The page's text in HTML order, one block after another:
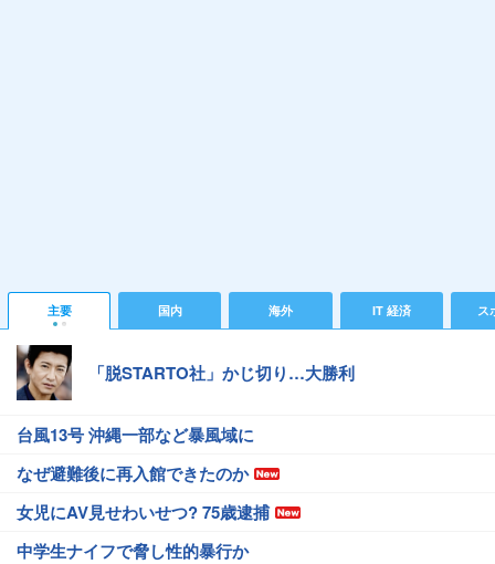
主要 国内 海外 IT 経済 ス
「脱STARTO社」かじ切り…大勝利
台風13号 沖縄一部など暴風域に
なぜ避難後に再入館できたのか
女児にAV見せわいせつ? 75歳逮捕
中学生ナイフで脅し性的暴行か